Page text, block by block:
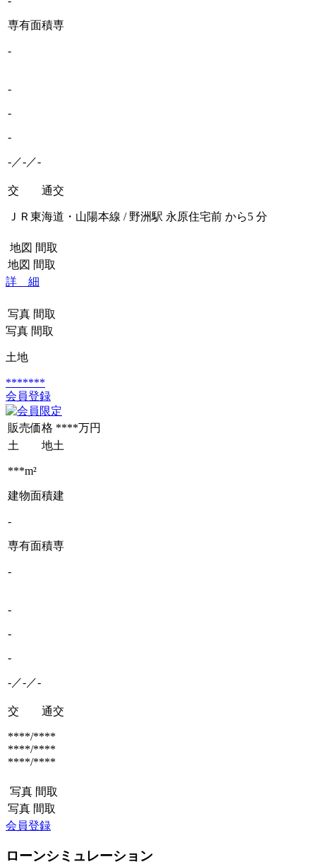
専有面積専
-
-
-
-
-／-／-
交 通交
ＪＲ東海道・山陽本線 / 野洲駅 永原住宅前 から5 分
地図 間取
地図 間取
詳 細
写真 間取
写真 間取
土地
*******
会員登録
販売価格 ****万円
土 地土
***m²
建物面積建
-
専有面積専
-
-
-
-
-／-／-
交 通交
****/****
****/****
****/****
写真 間取
写真 間取
会員登録
ローンシミュレーション